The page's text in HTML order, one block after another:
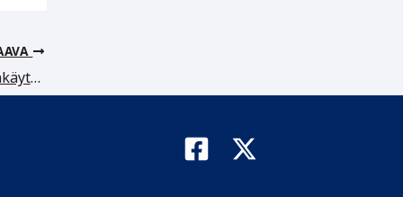
Hallitustyö – vastuuta, viisasta vallankäyttöä ja iloista kehittämistä